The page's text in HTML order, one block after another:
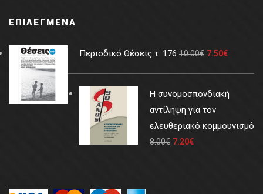
ΕΠΙΛΕΓΜΈΝΑ
Περιοδικό Θέσεις τ. 176 10.00€ 7.50€
Η συνομοσπονδιακή
αντίληψη για τον
ελευθεριακό κομμουνισμό
8.00€ 7.20€